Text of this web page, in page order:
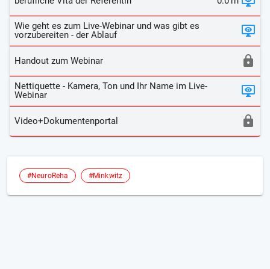
Wie geht es zum Live-Webinar und was gibt es
vorzubereiten - der Ablauf
Handout zum Webinar
Nettiquette - Kamera, Ton und Ihr Name im Live-
Webinar
Video+Dokumentenportal
#NeuroReha #Minkwitz